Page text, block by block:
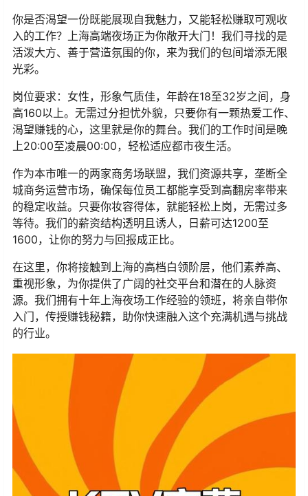
你是否渴望一份既能展现自我魅力，又能轻松赚取可观收
入的工作？上海高端夜场正为你敞开大门！我们寻找的是
活泼大方、善于营造氛围的你，来为我们的包间增添无限
光彩。
岗位要求：女性，形象气质佳，年龄在18至32岁之间，身
高160以上。无需过分担忧外貌，只要你有一颗热爱工作、
渴望赚钱的心，这里就是你的舞台。我们的工作时间是晚
上20:00至凌晨00:00，轻松适应都市夜生活。
作为本市唯一的两家商务场联盟，我们资源共享，垄断全
城商务运营市场，确保每位员工都能享受到高翻房率带来
的稳定收益。只要你妆容得体，就能轻松上岗，无需过多
等待。我们的薪资结构透明且诱人，日薪可达1200至
1600，让你的努力与回报成正比。
在这里，你将接触到上海的高档白领阶层，他们素养高、
重视形象，为你提供了广阔的社交平台和潜在的人脉资
源。我们拥有十年上海夜场工作经验的领班，将亲自带你
入门，传授赚钱秘籍，助你快速融入这个充满机遇与挑战
的行业。